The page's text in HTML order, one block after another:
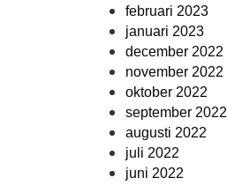
februari 2023
januari 2023
december 2022
november 2022
oktober 2022
september 2022
augusti 2022
juli 2022
juni 2022